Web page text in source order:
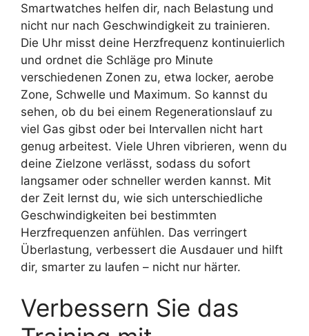
Smartwatches helfen dir, nach Belastung und
nicht nur nach Geschwindigkeit zu trainieren.
Die Uhr misst deine Herzfrequenz kontinuierlich
und ordnet die Schläge pro Minute
verschiedenen Zonen zu, etwa locker, aerobe
Zone, Schwelle und Maximum. So kannst du
sehen, ob du bei einem Regenerationslauf zu
viel Gas gibst oder bei Intervallen nicht hart
genug arbeitest. Viele Uhren vibrieren, wenn du
deine Zielzone verlässt, sodass du sofort
langsamer oder schneller werden kannst. Mit
der Zeit lernst du, wie sich unterschiedliche
Geschwindigkeiten bei bestimmten
Herzfrequenzen anfühlen. Das verringert
Überlastung, verbessert die Ausdauer und hilft
dir, smarter zu laufen – nicht nur härter.
Verbessern Sie das